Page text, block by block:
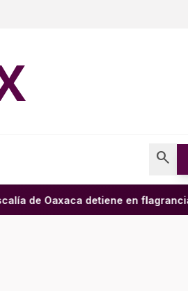
search
de Oaxaca detiene en flagrancia